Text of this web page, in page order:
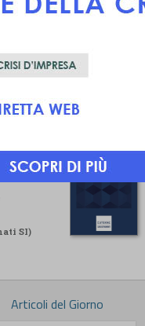
SI)
Articoli del Giorno